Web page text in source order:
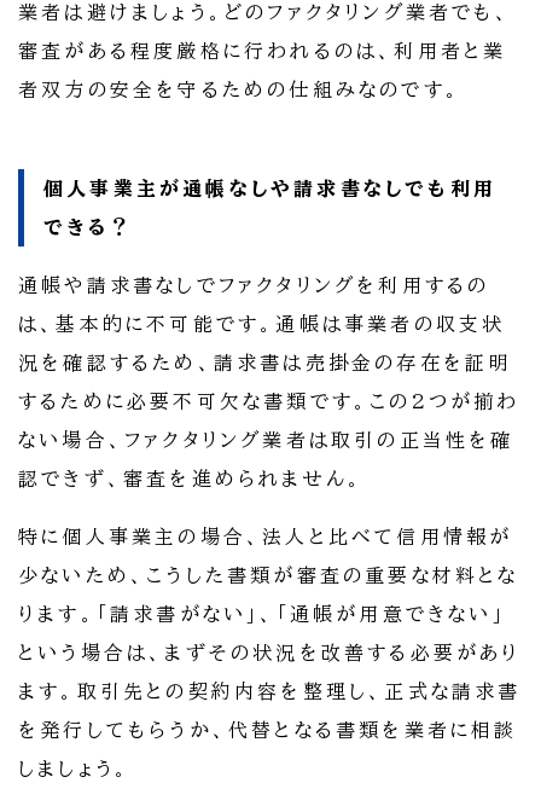
業者は避けましょう。どのファクタリング業者でも、
審査がある程度厳格に行われるのは、利用者と業
者双方の安全を守るための仕組みなのです。
個人事業主が通帳なしや請求書なしでも利用
できる？
通帳や請求書なしでファクタリングを利用するの
は、基本的に不可能です。通帳は事業者の収支状
況を確認するため、請求書は売掛金の存在を証明
するために必要不可欠な書類です。この2つが揃わ
ない場合、ファクタリング業者は取引の正当性を確
認できず、審査を進められません。
特に個人事業主の場合、法人と比べて信用情報が
少ないため、こうした書類が審査の重要な材料とな
ります。「請求書がない」、「通帳が用意できない」
という場合は、まずその状況を改善する必要があり
ます。取引先との契約内容を整理し、正式な請求書
を発行してもらうか、代替となる書類を業者に相談
しましょう。